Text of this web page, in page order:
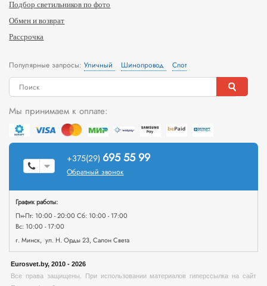
Подбор светильников по фото
Обмен и возврат
Рассрочка
Популярные запросы:Уличный Шинопровод Спот
Мы принимаем к оплате:
+375(29) 695 55 99
Обратный звонок
График работы:
Пн-Пт: 10:00 - 20:00 Сб: 10:00 - 17:00
Вс: 10:00 - 17:00
г. Минск, ул. Н. Орды 23, Салон Света
Eurosvet.by, 2010 - 2026
Все права защищены. При использовании материалов гиперссылка на сайт